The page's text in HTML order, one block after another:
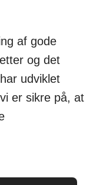
af gode
og det
udviklet
er sikre på, at